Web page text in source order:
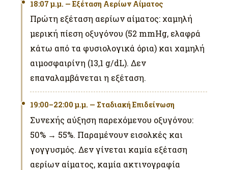
18:07 μ.μ. — Εξέταση Αερίων Αίματος
Πρώτη εξέταση αερίων αίματος: χαμηλή
μερική πίεση οξυγόνου (52 mmHg, ελαφρά
κάτω από τα φυσιολογικά όρια) και χαμηλή
αιμοσφαιρίνη (13,1 g/dL). Δεν
επαναλαμβάνεται η εξέταση.
19:00–22:00 μ.μ. — Σταδιακή Επιδείνωση
Συνεχής αύξηση παρεχόμενου οξυγόνου:
50% → 55%. Παραμένουν εισολκές και
γογγυσμός. Δεν γίνεται καμία εξέταση
αερίων αίματος, καμία ακτινογραφία